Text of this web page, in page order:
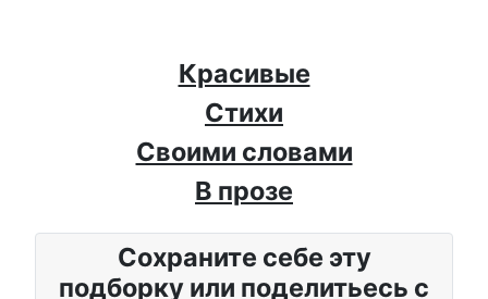
Красивые
Стихи
Своими словами
В прозе
Сохраните себе эту
подборку или поделитьесь с